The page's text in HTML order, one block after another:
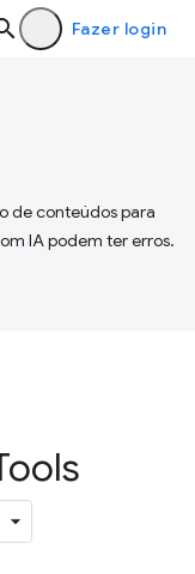
Fazer login
de conteúdos para
IA podem ter erros.